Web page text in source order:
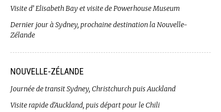
Visite d’ Elisabeth Bay et visite de Powerhouse Museum
Dernier jour à Sydney, prochaine destination la Nouvelle-
Zélande
NOUVELLE-ZÉLANDE
Journée de transit Sydney, Christchurch puis Auckland
Visite rapide d’Auckland, puis départ pour le Chili